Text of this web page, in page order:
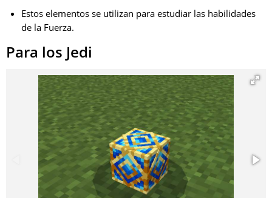
Estos elementos se utilizan para estudiar las habilidades
de la Fuerza.
Para los Jedi